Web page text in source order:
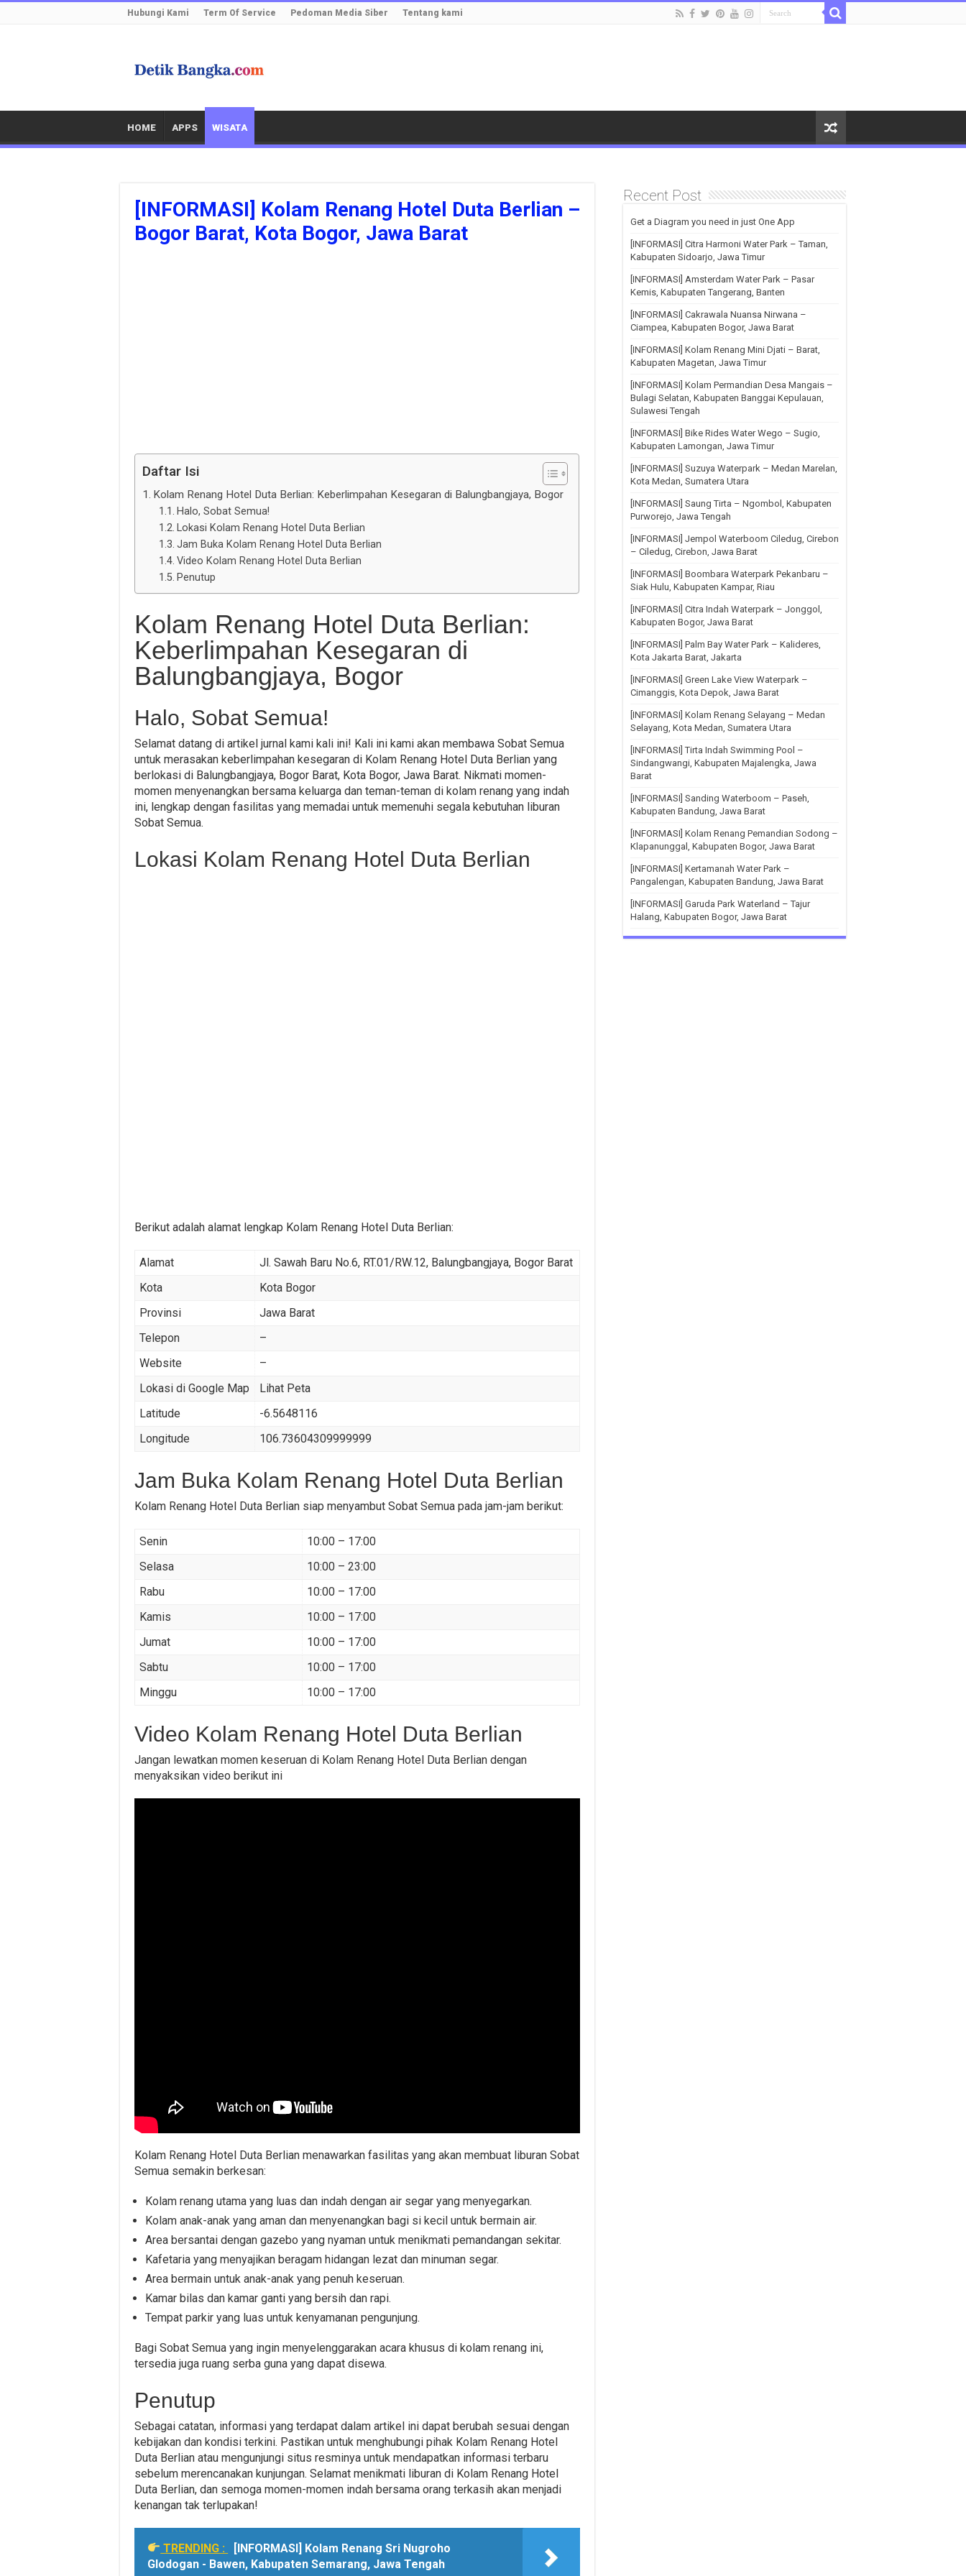
Hubungi Kami Term Of Service Pedoman Media Siber Tentang kami
HOME APPS WISATA
[INFORMASI] Kolam Renang Hotel Duta Berlian –
Bogor Barat, Kota Bogor, Jawa Barat
Daftar Isi
Kolam Renang Hotel Duta Berlian: Keberlimpahan Kesegaran di Balungbangjaya, Bogor
Halo, Sobat Semua!
Lokasi Kolam Renang Hotel Duta Berlian
Jam Buka Kolam Renang Hotel Duta Berlian
Video Kolam Renang Hotel Duta Berlian
Penutup
Kolam Renang Hotel Duta Berlian:
Keberlimpahan Kesegaran di
Balungbangjaya, Bogor
Halo, Sobat Semua!
Selamat datang di artikel jurnal kami kali ini! Kali ini kami akan membawa Sobat Semua
untuk merasakan keberlimpahan kesegaran di Kolam Renang Hotel Duta Berlian yang
berlokasi di Balungbangjaya, Bogor Barat, Kota Bogor, Jawa Barat. Nikmati momen-
momen menyenangkan bersama keluarga dan teman-teman di kolam renang yang indah
ini, lengkap dengan fasilitas yang memadai untuk memenuhi segala kebutuhan liburan
Sobat Semua.
Lokasi Kolam Renang Hotel Duta Berlian
Berikut adalah alamat lengkap Kolam Renang Hotel Duta Berlian:
Alamat
Jl. Sawah Baru No.6, RT.01/RW.12, Balungbangjaya, Bogor Barat
Kota
Kota Bogor
Provinsi
Jawa Barat
Telepon
–
Website
–
Lokasi di Google Map
Lihat Peta
Latitude
-6.5648116
Longitude
106.73604309999999
Jam Buka Kolam Renang Hotel Duta Berlian
Kolam Renang Hotel Duta Berlian siap menyambut Sobat Semua pada jam-jam berikut:
Senin
10:00 – 17:00
Selasa
10:00 – 23:00
Rabu
10:00 – 17:00
Kamis
10:00 – 17:00
Jumat
10:00 – 17:00
Sabtu
10:00 – 17:00
Minggu
10:00 – 17:00
Video Kolam Renang Hotel Duta Berlian
Jangan lewatkan momen keseruan di Kolam Renang Hotel Duta Berlian dengan
menyaksikan video berikut ini
Kolam Renang Hotel Duta Berlian menawarkan fasilitas yang akan membuat liburan Sobat
Semua semakin berkesan:
Kolam renang utama yang luas dan indah dengan air segar yang menyegarkan.
Kolam anak-anak yang aman dan menyenangkan bagi si kecil untuk bermain air.
Area bersantai dengan gazebo yang nyaman untuk menikmati pemandangan sekitar.
Kafetaria yang menyajikan beragam hidangan lezat dan minuman segar.
Area bermain untuk anak-anak yang penuh keseruan.
Kamar bilas dan kamar ganti yang bersih dan rapi.
Tempat parkir yang luas untuk kenyamanan pengunjung.
Bagi Sobat Semua yang ingin menyelenggarakan acara khusus di kolam renang ini,
tersedia juga ruang serba guna yang dapat disewa.
Penutup
Sebagai catatan, informasi yang terdapat dalam artikel ini dapat berubah sesuai dengan
kebijakan dan kondisi terkini. Pastikan untuk menghubungi pihak Kolam Renang Hotel
Duta Berlian atau mengunjungi situs resminya untuk mendapatkan informasi terbaru
sebelum merencanakan kunjungan. Selamat menikmati liburan di Kolam Renang Hotel
Duta Berlian, dan semoga momen-momen indah bersama orang terkasih akan menjadi
kenangan tak terlupakan!
TRENDING :
[INFORMASI] Kolam Renang Sri Nugroho
Glodogan - Bawen, Kabupaten Semarang, Jawa Tengah
Recent Post
Get a Diagram you need in just One App
[INFORMASI] Citra Harmoni Water Park – Taman,
Kabupaten Sidoarjo, Jawa Timur
[INFORMASI] Amsterdam Water Park – Pasar
Kemis, Kabupaten Tangerang, Banten
[INFORMASI] Cakrawala Nuansa Nirwana –
Ciampea, Kabupaten Bogor, Jawa Barat
[INFORMASI] Kolam Renang Mini Djati – Barat,
Kabupaten Magetan, Jawa Timur
[INFORMASI] Kolam Permandian Desa Mangais –
Bulagi Selatan, Kabupaten Banggai Kepulauan,
Sulawesi Tengah
[INFORMASI] Bike Rides Water Wego – Sugio,
Kabupaten Lamongan, Jawa Timur
[INFORMASI] Suzuya Waterpark – Medan Marelan,
Kota Medan, Sumatera Utara
[INFORMASI] Saung Tirta – Ngombol, Kabupaten
Purworejo, Jawa Tengah
[INFORMASI] Jempol Waterboom Ciledug, Cirebon
– Ciledug, Cirebon, Jawa Barat
[INFORMASI] Boombara Waterpark Pekanbaru –
Siak Hulu, Kabupaten Kampar, Riau
[INFORMASI] Citra Indah Waterpark – Jonggol,
Kabupaten Bogor, Jawa Barat
[INFORMASI] Palm Bay Water Park – Kalideres,
Kota Jakarta Barat, Jakarta
[INFORMASI] Green Lake View Waterpark –
Cimanggis, Kota Depok, Jawa Barat
[INFORMASI] Kolam Renang Selayang – Medan
Selayang, Kota Medan, Sumatera Utara
[INFORMASI] Tirta Indah Swimming Pool –
Sindangwangi, Kabupaten Majalengka, Jawa
Barat
[INFORMASI] Sanding Waterboom – Paseh,
Kabupaten Bandung, Jawa Barat
[INFORMASI] Kolam Renang Pemandian Sodong –
Klapanunggal, Kabupaten Bogor, Jawa Barat
[INFORMASI] Kertamanah Water Park –
Pangalengan, Kabupaten Bandung, Jawa Barat
[INFORMASI] Garuda Park Waterland – Tajur
Halang, Kabupaten Bogor, Jawa Barat